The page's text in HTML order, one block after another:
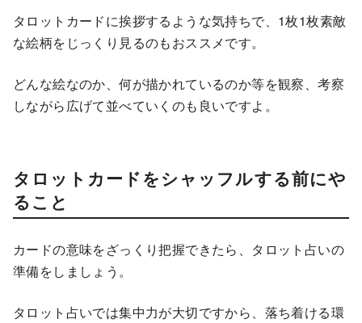
タロットカードに挨拶するような気持ちで、1枚1枚素敵
な絵柄をじっくり見るのもおススメです。
どんな絵なのか、何が描かれているのか等を観察、考察
しながら広げて並べていくのも良いですよ。
タロットカードをシャッフルする前にや
ること
カードの意味をざっくり把握できたら、タロット占いの
準備をしましょう。
タロット占いでは集中力が大切ですから、落ち着ける環